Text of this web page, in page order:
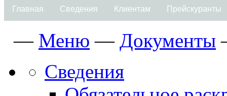
Главная Сведения Клиентам Прейскуранты
— Меню — Документы
Сведения